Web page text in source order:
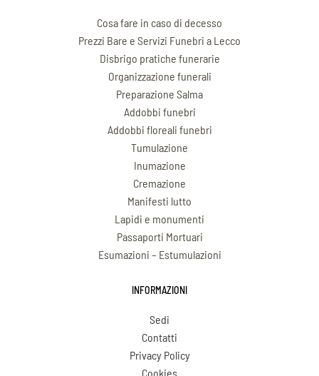
Cosa fare in caso di decesso
Prezzi Bare e Servizi Funebri a Lecco
Disbrigo pratiche funerarie
Organizzazione funerali
Preparazione Salma
Addobbi funebri
Addobbi floreali funebri
Tumulazione
Inumazione
Cremazione
Manifesti lutto
Lapidi e monumenti
Passaporti Mortuari
Esumazioni – Estumulazioni
INFORMAZIONI
Sedi
Contatti
Privacy Policy
Cookies